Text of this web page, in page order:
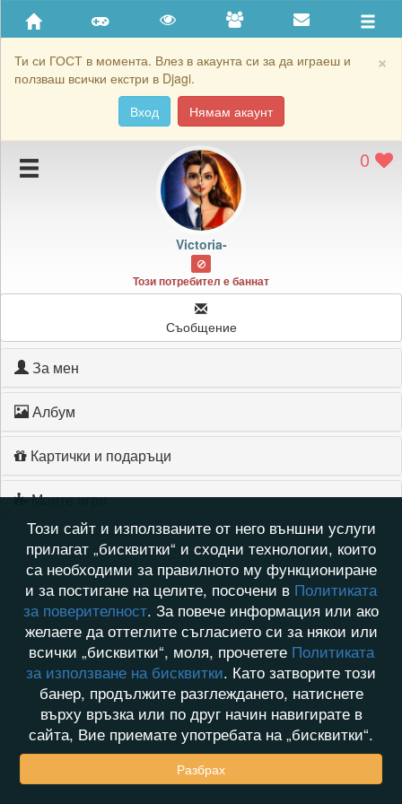
×
Ти си ГОСТ в момента. Влез в акаунта си за да играеш и
ползваш всички екстри в Djagi.
Вход
Нямам акаунт
Приятели
Хронология на игри
Подаръците на Victoria-
Картичките на Victoria-
0
Victoria-
Този потребител е баннат
Съобщение
За мен
Албум
Картички и подаръци
Моите игри
Този сайт и използваните от него външни услуги
прилагат „бисквитки“ и сходни технологии, които
са необходими за правилното му функциониране
и за постигане на целите, посочени в Политиката
за поверителност. За повече информация или ако
желаете да оттеглите съгласието си за някои или
всички „бисквитки“, моля, прочетете Политиката
за използване на бисквитки. Като затворите този
банер, продължите разглеждането, натиснете
върху връзка или по друг начин навигирате в
сайта, Вие приемате употребата на „бисквитки“.
Разбрах